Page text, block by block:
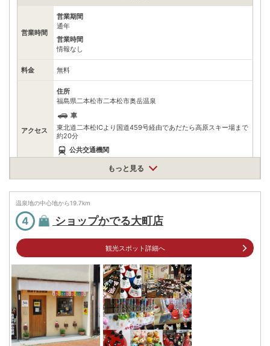
営業時間
営業期間
通年
営業時間
情報なし
料金 無料
アクセス
住所
福島県二本松市二本松市奥岳温泉
車
東北道二本松ICより国道459号経由であだたら高原スキー場まで
約20分
公共交通機関
駐車場
情報なし
※あだたら高原スキー場駐車場利用
電話番号
0243555122
※お問合せ先：二本松市観光連盟
※ 掲載情報は変更になる場合があります。最新の内容はご利用前にご自身でお
問合せください。
※ 料金情報は税込・税抜表記が混ざっております。正しい金額はご利用前にご
自身でお問合せください。
もっと見る
温泉地の中心地から19.7km
4 ショップかでる大町店
観光スポット詳細へ